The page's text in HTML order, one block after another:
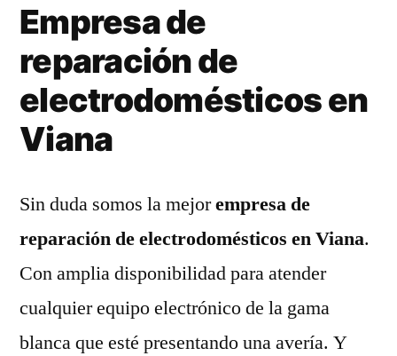
Empresa de
reparación de
electrodomésticos en
Viana
Sin duda somos la mejorempresa de
reparación de electrodomésticos en Viana.
Con amplia disponibilidad para atender
cualquier equipo electrónico de la gama
blanca que esté presentando una avería. Y